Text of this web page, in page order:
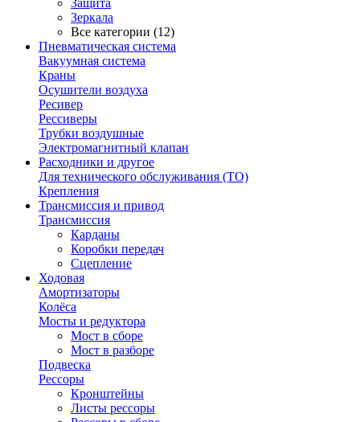
Защита
Зеркала
Все категории (12)
Пневматическая система
Вакуумная система
Краны
Осушители воздуха
Ресивер
Рессиверы
Трубки воздушные
Электромагнитный клапан
Расходники и другое
Для технического обслуживания (ТО)
Крепления
Трансмиссия и привод
Трансмиссия
Карданы
Коробки передач
Сцепление
Ходовая
Амортизаторы
Колёса
Мосты и редуктора
Мост в сборе
Мост в разборе
Подвеска
Рессоры
Кронштейны
Листы рессоры